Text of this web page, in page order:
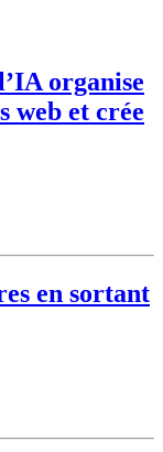
organise
web et crée
en sortant